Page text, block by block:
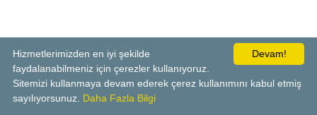
Devam!
Hizmetlerimizden en iyi şekilde
faydalanabilmeniz için çerezler kullanıyoruz.
Sitemizi kullanmaya devam ederek çerez kullanımını kabul etmiş
sayılıyorsunuz. Daha Fazla Bilgi